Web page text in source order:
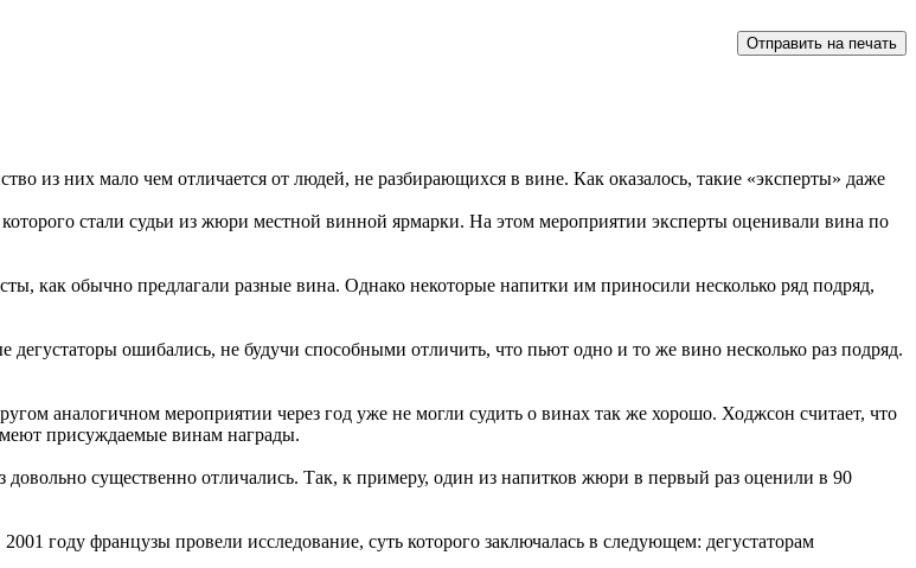
из них мало чем отличается от людей, не разбирающихся в вине. Как оказалось, такие «эксперты» даже
стали судьи из жюри местной винной ярмарки. На этом мероприятии эксперты оценивали вина по
как обычно предлагали разные вина. Однако некоторые напитки им приносили несколько ряд подряд,
ошибались, не будучи способными отличить, что пьют одно и то же вино несколько раз подряд.
аналогичном мероприятии через год уже не могли судить о винах так же хорошо. Ходжсон считает, что
присуждаемые винам награды.
существенно отличались. Так, к примеру, один из напитков жюри в первый раз оценили в 90
году французы провели исследование, суть которого заключалась в следующем: дегустаторам